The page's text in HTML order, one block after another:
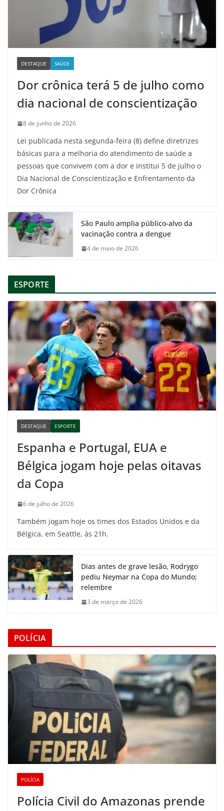
DESTAQUE SAÚDE
Dor crônica terá 5 de julho como
dia nacional de conscientização
8 de junho de 2026
Lei publicada nesta segunda-feira (8) define diretrizes
básicas para a melhoria do atendimento de saúde a
pessoas que convivem com a dor e institui 5 de julho o
Dia Nacional de Conscientização e Enfrentamento da
Dor Crônica
São Paulo amplia público-alvo da
vacinação contra a dengue
4 de maio de 2026
ESPORTE
DESTAQUE ESPORTE
Espanha e Portugal, EUA e
Bélgica jogam hoje pelas oitavas
da Copa
6 de julho de 2026
Também jogam hoje os times dos Estados Unidos e da
Bélgica, em Seattle, às 21h.
Dias antes de grave lesão, Rodrygo
pediu Neymar na Copa do Mundo;
relembre
3 de março de 2026
POLÍCIA
POLÍCIA
Polícia Civil do Amazonas prende